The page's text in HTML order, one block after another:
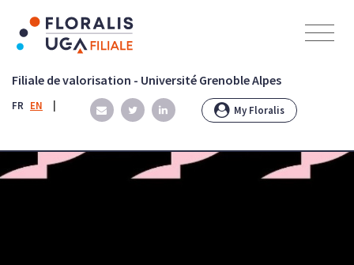
Filiale de valorisation - Université Grenoble Alpes
FR EN My Floralis